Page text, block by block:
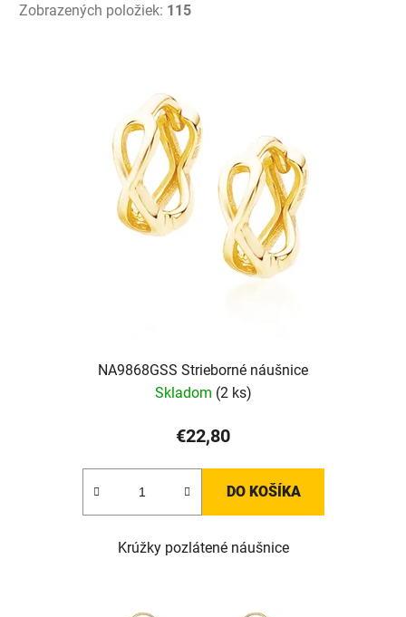
Zobrazených položiek: 115
NA9868GSS Strieborné náušnice
Skladom (2 ks)
€22,80
DO KOŠÍKA
Krúžky pozlátené náušnice